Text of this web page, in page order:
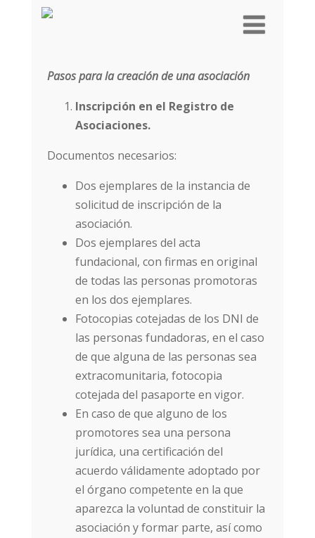
Pasos para la creación de una asociación
Inscripción en el Registro de
Asociaciones.
Documentos necesarios:
Dos ejemplares de la instancia de
solicitud de inscripción de la
asociación.
Dos ejemplares del acta
fundacional, con firmas en original
de todas las personas promotoras
en los dos ejemplares.
Fotocopias cotejadas de los DNI de
las personas fundadoras, en el caso
de que alguna de las personas sea
extracomunitaria, fotocopia
cotejada del pasaporte en vigor.
En caso de que alguno de los
promotores sea una persona
jurídica, una certificación del
acuerdo válidamente adoptado por
el órgano competente en la que
aparezca la voluntad de constituir la
asociación y formar parte, así como